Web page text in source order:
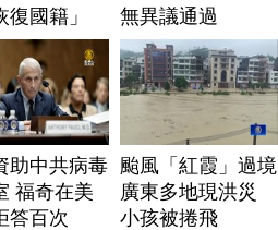
復國籍」
無異議通過
助中共病毒
福奇在美
答百次
颱風「紅霞」過境
廣東多地現洪災
小孩被捲飛